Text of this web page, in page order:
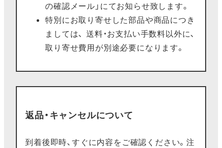
の確認メール」にてお知らせ致します。
特別にお取り寄せした部品や商品につき
ましては、 送料・お支払い手数料以外に、
取り寄せ費用が別途必要になります。
返品・キャンセルについて
到着後即時、すぐに内容をご確認ください。注